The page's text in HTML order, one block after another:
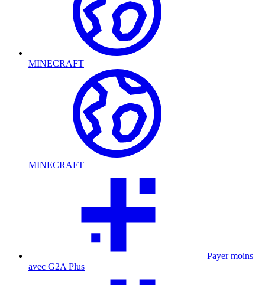
MINECRAFT
MINECRAFT
Payer moins
avec G2A Plus